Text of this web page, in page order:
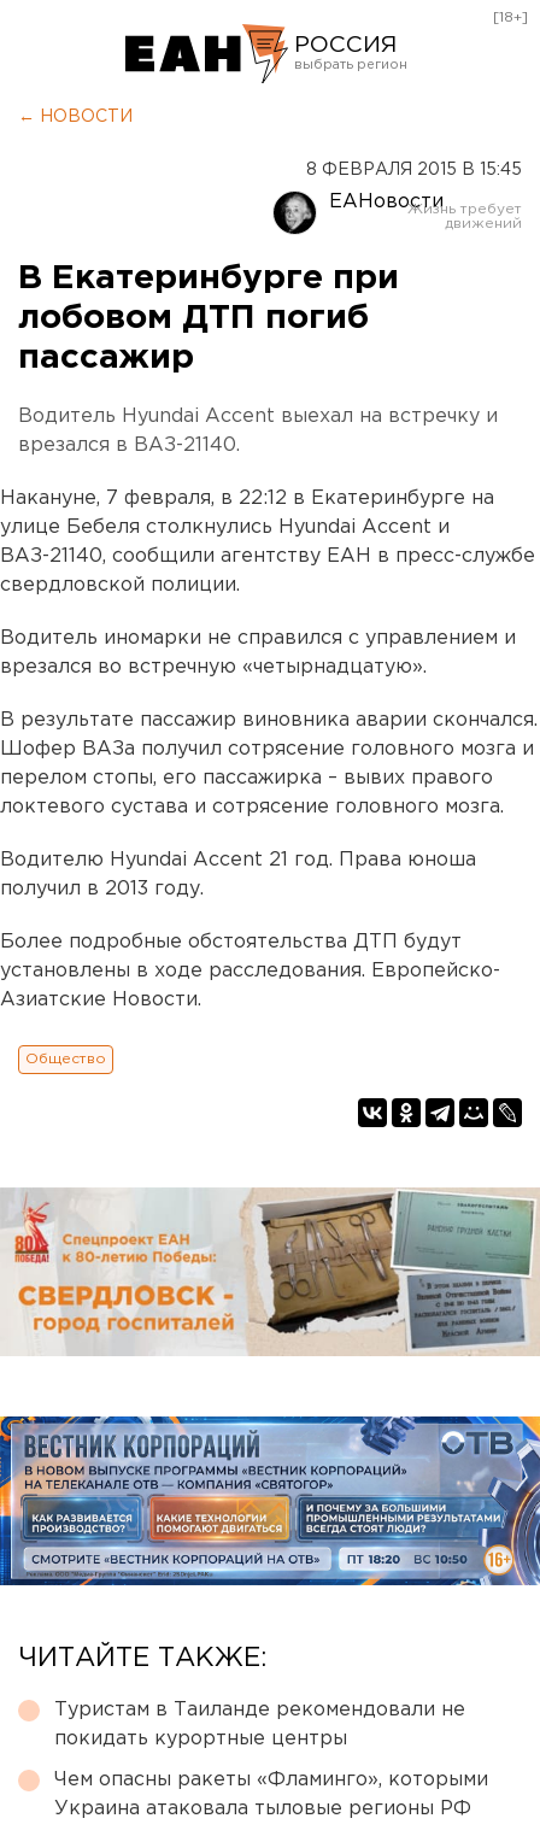
РОССИЯ
Оренбург
[18+]
← НОВОСТИ
8 ФЕВРАЛЯ 2015 В 15:45
ЕАНовости
В Екатеринбурге при
лобовом ДТП погиб
пассажир
Водитель Hyundai Accent выехал на встречку и
врезался в ВАЗ-21140.
Накануне, 7 февраля, в 22:12 в Екатеринбурге на
улице Бебеля столкнулись Hyundai Accent и
ВАЗ-21140, сообщили агентству ЕАН в пресс-службе
свердловской полиции.
Водитель иномарки не справился с управлением и
врезался во встречную «четырнадцатую».
В результате пассажир виновника аварии скончался.
Шофер ВАЗа получил сотрясение головного мозга и
перелом стопы, его пассажирка – вывих правого
локтевого сустава и сотрясение головного мозга.
Водителю Hyundai Accent 21 год. Права юноша
получил в 2013 году.
Более подробные обстоятельства ДТП будут
установлены в ходе расследования. Европейско-
Азиатские Новости.
Общество
ЧИТАЙТЕ ТАКЖЕ:
Туристам в Таиланде рекомендовали не
покидать курортные центры
Чем опасны ракеты «Фламинго», которыми
Украина атаковала тыловые регионы РФ